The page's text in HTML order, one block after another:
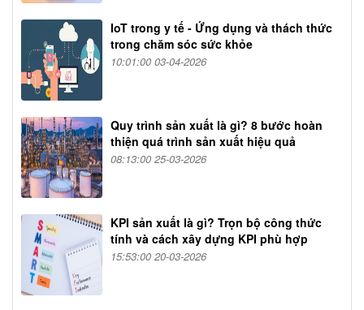
IoT trong y tế - Ứng dụng và thách thức
trong chăm sóc sức khỏe
10:01:00 03-04-2026
Quy trình sản xuất là gì? 8 bước hoàn
thiện quá trình sản xuất hiệu quả
08:13:00 25-03-2026
KPI sản xuất là gì? Trọn bộ công thức
tính và cách xây dựng KPI phù hợp
15:53:00 20-03-2026